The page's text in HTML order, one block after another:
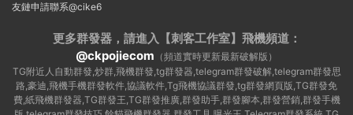
友鏈申請聯系@cike6
更多群發器，請進入【刺客工作室】 飛機頻道：
@ckpojiecom （頻道實時更新最新破解版）
TG附近人自動群發,炒群,飛機群發,tg群發器,telegram群發破解,telegram群發思
路,豪迪,飛機手機群發軟件,協議軟件,Tg飛機協議群發,tg群發網頁版,TG群發免
費,紙飛機群發器,TG群發王,TG群發推廣,群發助手,群發腳本,群發營銷,群發手機